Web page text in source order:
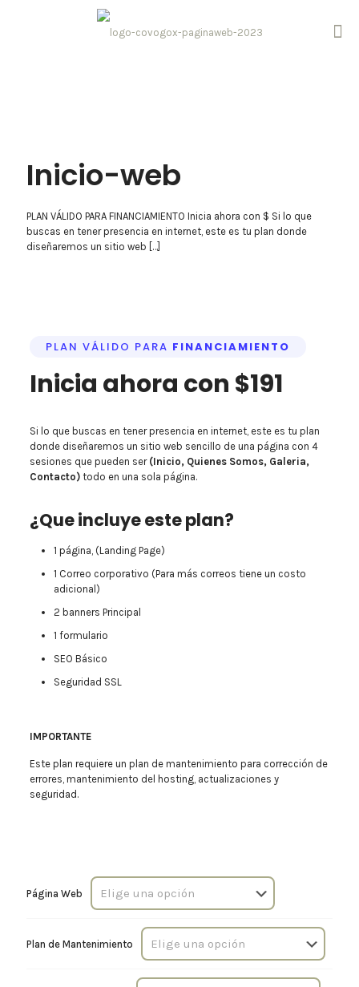
Inicio-web
PLAN VÁLIDO PARA FINANCIAMIENTO Inicia ahora con $ Si lo que
buscas en tener presencia en internet, este es tu plan donde
diseñaremos un sitio web […]
PLAN VÁLIDO PARA FINANCIAMIENTO
Inicia ahora con $191
Si lo que buscas en tener presencia en internet, este es tu plan
donde diseñaremos un sitio web sencillo de una página con 4
sesiones que pueden ser (Inicio, Quienes Somos, Galeria,
Contacto)todo en una sola página.
¿Que incluye este plan?
1 página, (Landing Page)
1 Correo corporativo (Para más correos tiene un costo
adicional)
2 banners Principal
1 formulario
SEO Básico
Seguridad SSL
IMPORTANTE
Este plan requiere un plan de mantenimiento para corrección de
errores, mantenimiento del hosting, actualizaciones y
seguridad.
Página Web
Plan de Mantenimiento